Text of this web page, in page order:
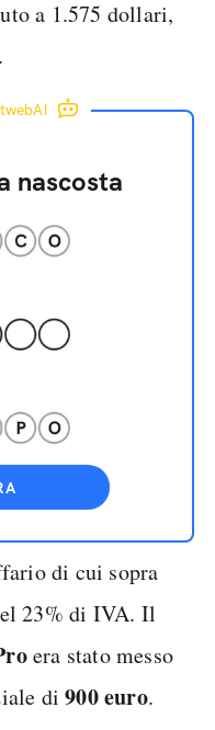
a 1.575 dollari,
.
nascosta
di cui sopra
23% di IVA. Il
era stato messo
di900 euro.